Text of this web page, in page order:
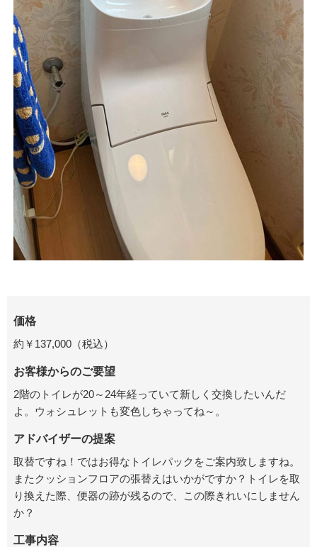
価格
約￥137,000（税込）
お客様からのご要望
2階のトイレが20～24年経っていて新しく交換したいんだ
よ。ウォシュレットも変色しちゃってね～。
アドバイザーの提案
取替ですね！ではお得なトイレパックをご案内致しますね。
またクッションフロアの張替えはいかがですか？トイレを取
り換えた際、便器の跡が残るので、この際きれいにしません
か？
工事内容